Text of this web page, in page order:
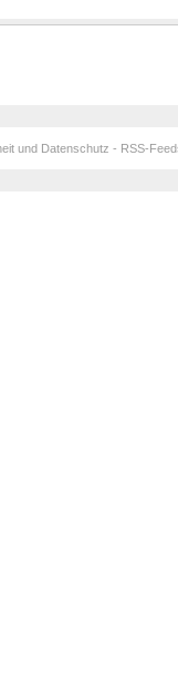
und Datenschutz - RSS-